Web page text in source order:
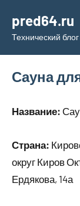
содержимому
pred64.ru
Технический
Сауна
Название:
Страна:
округ Киров
Ердякова, 14а